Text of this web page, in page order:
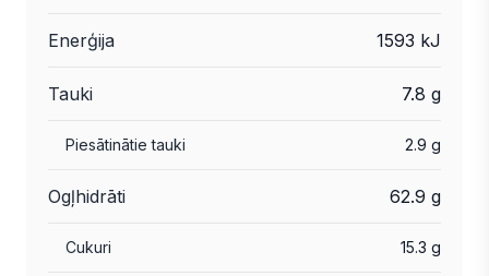
Enerģija 1593 kJ
Tauki 7.8 g
Piesātinātie tauki 2.9 g
Ogļhidrāti 62.9 g
Cukuri 15.3 g